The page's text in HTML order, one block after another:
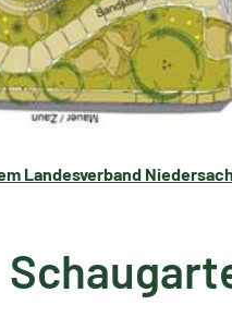
Landesverband